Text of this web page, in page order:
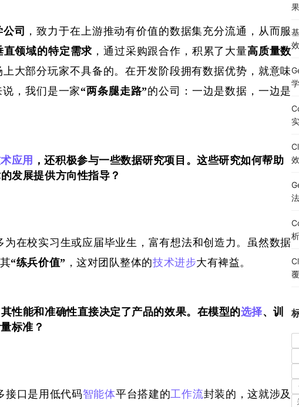
司 ，致力于在上游推动有价值的数据集充分流通，从而服
直领域的特定需求 ，通过采购跟合作 ，积累了 大量高质量数
上 大部分玩家不具备的。在开发阶段拥有数据优势， 就意味
说，我们是一家“两条腿走路”的公司 ： 一边是数据，一边是
应用 ，还积极参与一些数据研究项目。这些研究如何帮助
发展提供方向性指导？
为在校实习生或应届毕业生，富有想法和创造力。虽然数据
“练兵价值” ，这对团队整体的技术进步大有裨益。
性能和准确性直接决定了产品的效果。在模型的选择、训
标准？
接口是 用 低代码智能体平台搭建的工作流封装的 ，这就涉及
法
析